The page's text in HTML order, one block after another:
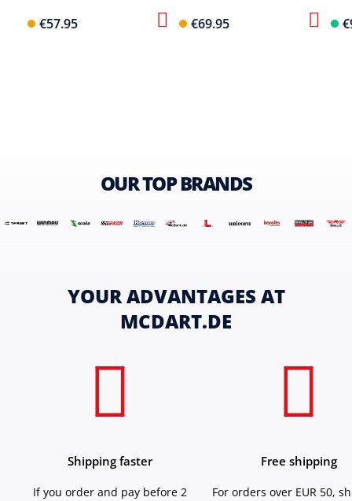
€57.95 €69.95
OUR TOP BRANDS
YOUR ADVANTAGES AT
MCDART.DE
Shipping faster
If you order and pay before 2
Free shipping
For orders over EUR 50,